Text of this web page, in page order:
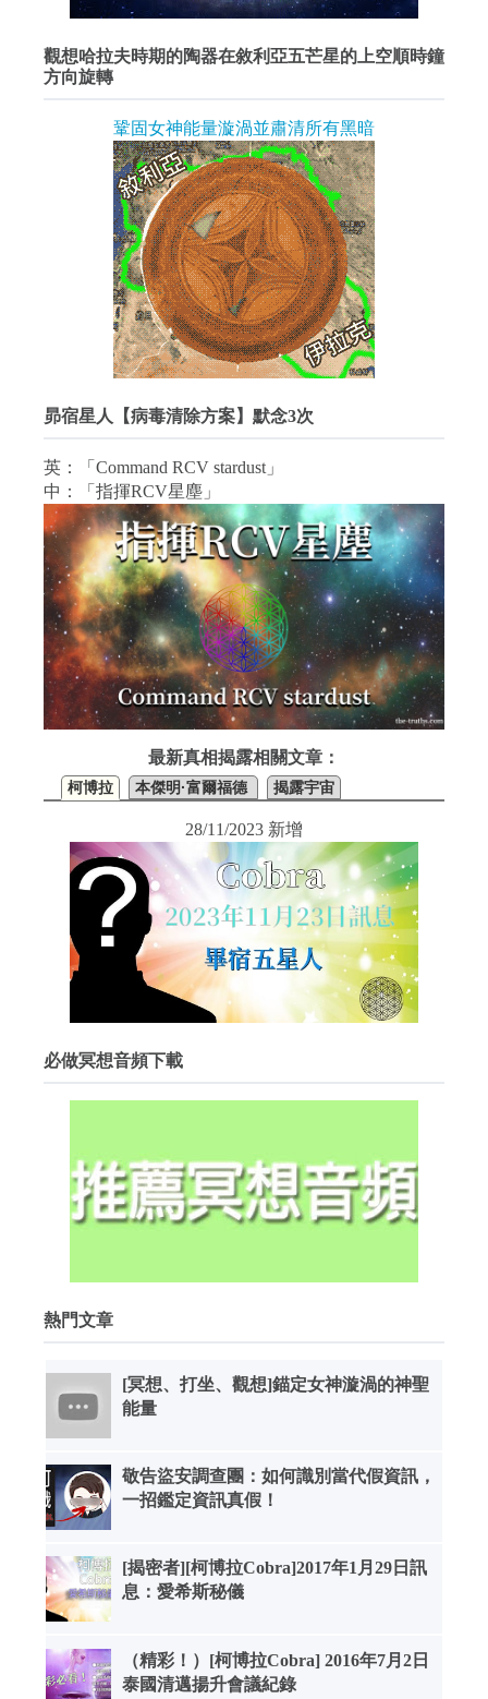
觀想哈拉夫時期的陶器在敘利亞五芒星的上空順時鐘
方向旋轉
鞏固女神能量漩渦並肅清所有黑暗
昴宿星人【病毒清除方案】默念3次
英：「Command RCV stardust」
中：「指揮RCV星塵」
最新真相揭露相關文章：
柯博拉 本傑明·富爾福德 揭露宇宙
28/11/2023 新增
必做冥想音頻下載
熱門文章
[冥想、打坐、觀想]錨定女神漩渦的神聖
能量
敬告盜安調查團：如何識別當代假資訊，
一招鑑定資訊真假！
[揭密者][柯博拉Cobra]2017年1月29日訊
息：愛希斯秘儀
（精彩！）[柯博拉Cobra] 2016年7月2日
泰國清邁揚升會議紀錄